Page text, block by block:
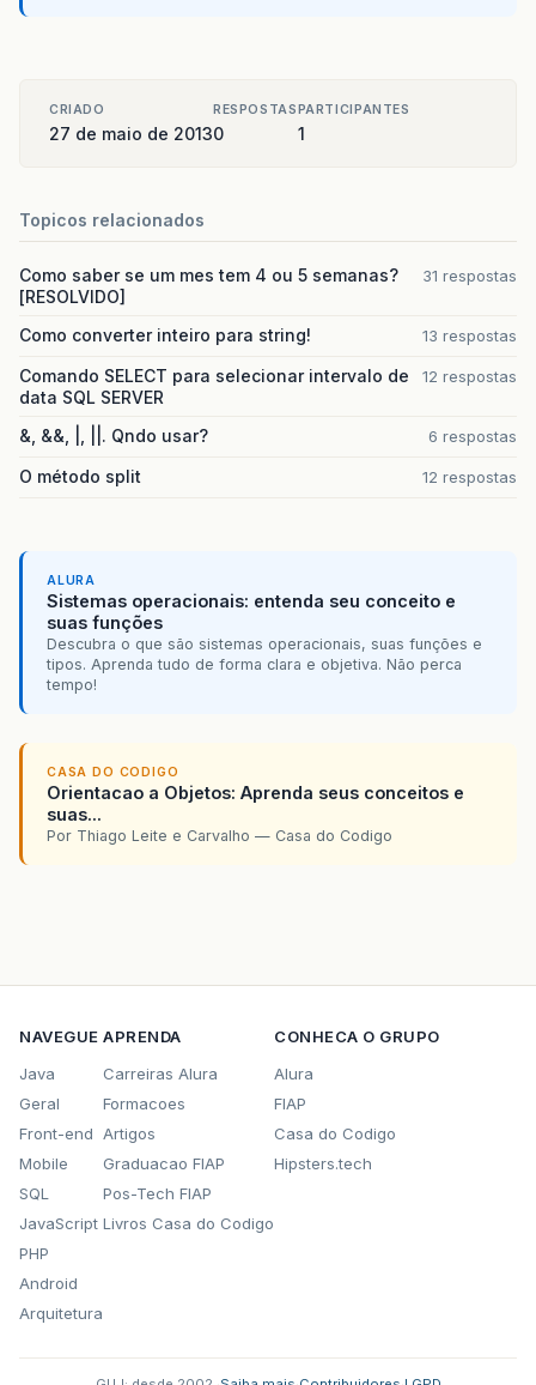
CRIADO
27 de maio de 2013
RESPOSTAS
0
PARTICIPANTES
1
Topicos relacionados
Como saber se um mes tem 4 ou 5 semanas?
[RESOLVIDO]
31 respostas
Como converter inteiro para string! 13 respostas
Comando SELECT para selecionar intervalo de
data SQL SERVER
12 respostas
&, &&, |, ||. Qndo usar? 6 respostas
O método split 12 respostas
ALURA
Sistemas operacionais: entenda seu conceito e
suas funções
Descubra o que são sistemas operacionais, suas funções e
tipos. Aprenda tudo de forma clara e objetiva. Não perca
tempo!
CASA DO CODIGO
Orientacao a Objetos: Aprenda seus conceitos e
suas...
Por Thiago Leite e Carvalho — Casa do Codigo
NAVEGUE
Java
Geral
Front-end
Mobile
SQL
JavaScript
PHP
Android
Arquitetura
APRENDA
Carreiras Alura
Formacoes
Artigos
Graduacao FIAP
Pos-Tech FIAP
Livros Casa do Codigo
CONHECA O GRUPO
Alura
FIAP
Casa do Codigo
Hipsters.tech